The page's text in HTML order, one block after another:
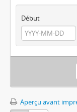
Début
Aperçu avant